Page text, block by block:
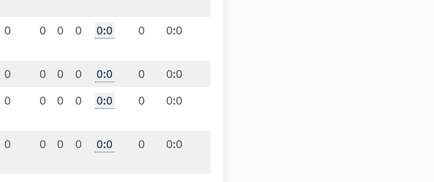
0 0 0 0 0:0 0 0:0
0 0 0 0 0:0 0 0:0
0 0 0 0 0:0 0 0:0
0 0 0 0 0:0 0 0:0